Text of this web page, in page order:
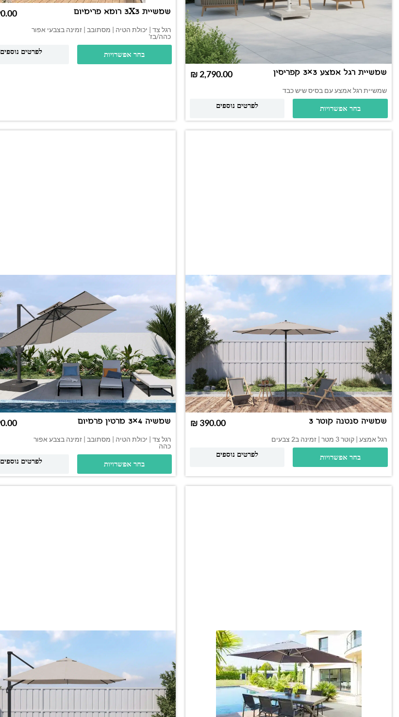
שמשיית רגל אמצע 3×3 קפריסין
שמשיית רגל אמצע עם בסיס שיש כבד
₪
בחר אפשרויות לפרטים נוספים
שמשיית 3X3 רומא פרימיום
רגל צד | יכולת הטיה | מסתובב | זמינה בצבעי אפור
כהה/בז'
בחר אפשרויות לפרטים נוספים
שמשיה סנטנה קוטר 3
רגל אמצע | קוטר 3 מטר | זמינה ב2 צבעים
₪
בחר אפשרויות לפרטים נוספים
שמשיה 4×3 מרטין פרמיום
רגל צד | יכולת הטיה | מסתובב | זמינה בצבע אפור
כהה
בחר אפשרויות לפרטים נוספים